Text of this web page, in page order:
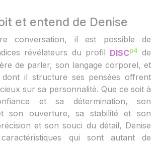
et entend de Denise
conversation, il est possible de
révélateurs du profil DISCp4 de
de parler, son langage corporel, et
il structure ses pensées offrent
sur sa personnalité. Que ce soit à
et sa détermination, son
son ouverture, sa stabilité et son
et son souci du détail, Denise
qui sont autant de